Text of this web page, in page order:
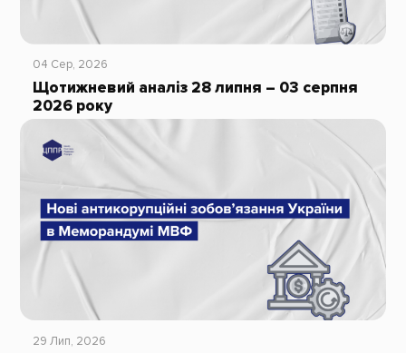
04 Сер, 2026
Щотижневий аналіз 28 липня – 03 серпня
2026 року
29 Лип, 2026